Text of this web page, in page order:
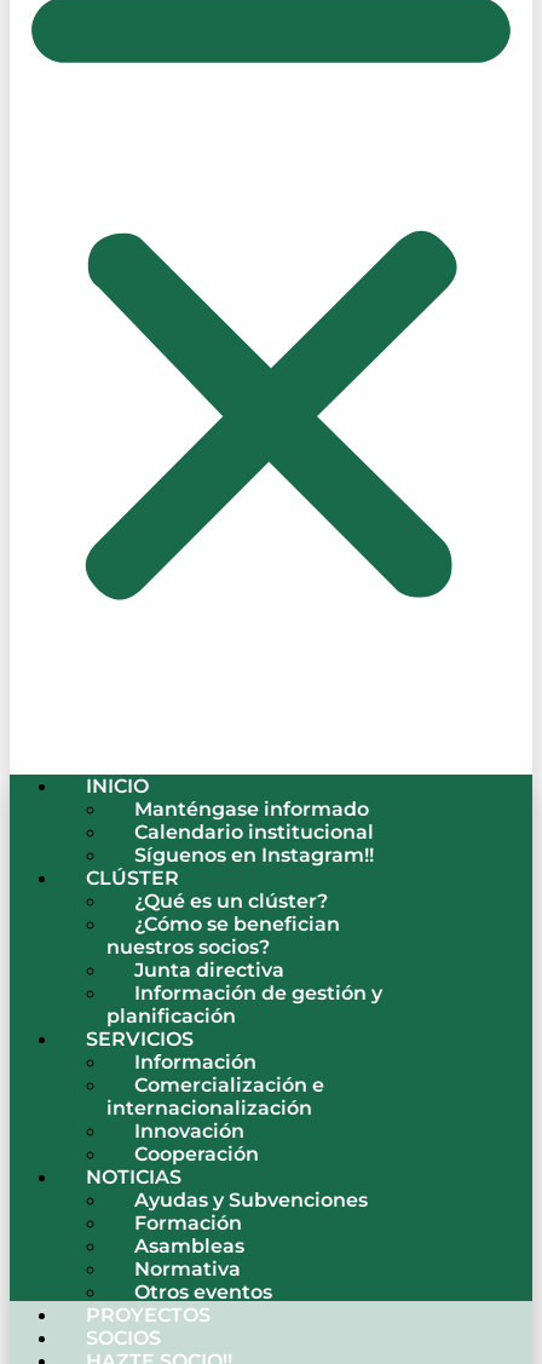
INICIO
Manténgase informado
Calendario institucional
Síguenos en Instagram!!
CLÚSTER
¿Qué es un clúster?
¿Cómo se benefician
nuestros socios?
Junta directiva
Información de gestión y
planificación
SERVICIOS
Información
Comercialización e
internacionalización
Innovación
Cooperación
NOTICIAS
Ayudas y Subvenciones
Formación
Asambleas
Normativa
Otros eventos
PROYECTOS
SOCIOS